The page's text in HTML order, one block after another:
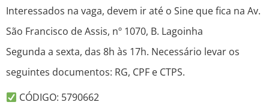
Interessados na vaga, devem ir até o Sine que fica na Av.
São Francisco de Assis, nº 1070, B. Lagoinha
Segunda a sexta, das 8h às 17h. Necessário levar os
seguintes documentos: RG, CPF e CTPS.
CÓDIGO: 5790662